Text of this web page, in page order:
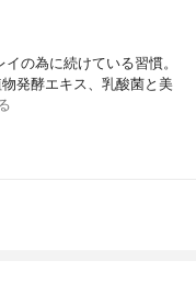
の為に続けている習慣。
発酵エキス、乳酸菌と美